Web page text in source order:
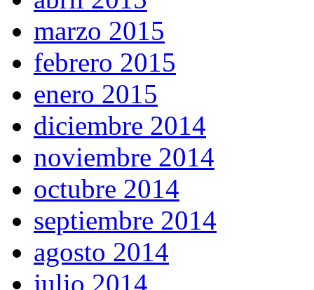
marzo 2015
febrero 2015
enero 2015
diciembre 2014
noviembre 2014
octubre 2014
septiembre 2014
agosto 2014
julio 2014